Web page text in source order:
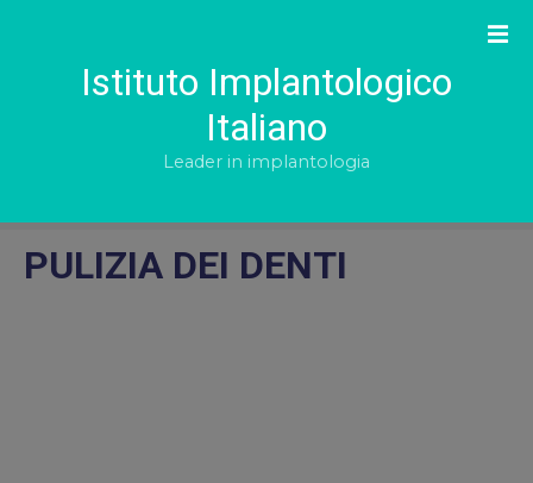
Istituto Implantologico
Italiano
Leader in implantologia
PULIZIA DEI DENTI